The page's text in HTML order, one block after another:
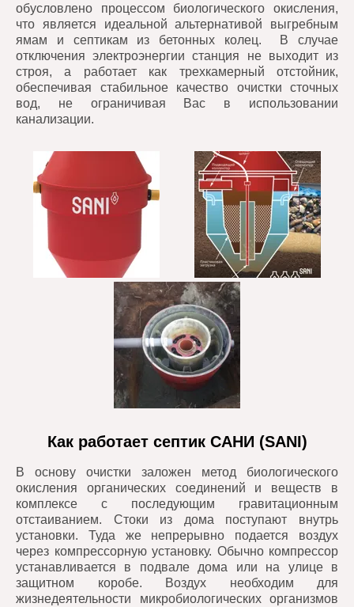
обусловлено процессом биологического окисления,
что является идеальной альтернативой выгребным
ямам и септикам из бетонных колец. В случае
отключения электроэнергии станция не выходит из
строя, а работает как трехкамерный отстойник,
обеспечивая стабильное качество очистки сточных
вод, не ограничивая Вас в использовании
канализации.
Как работает септик САНИ (SANI)
В основу очистки заложен метод биологического
окисления органических соединений и веществ в
комплексе с последующим гравитационным
отстаиванием. Стоки из дома поступают внутрь
установки. Туда же непрерывно подается воздух
через компрессорную установку. Обычно компрессор
устанавливается в подвале дома или на улице в
защитном коробе. Воздух необходим для
жизнедеятельности микробиологических организмов